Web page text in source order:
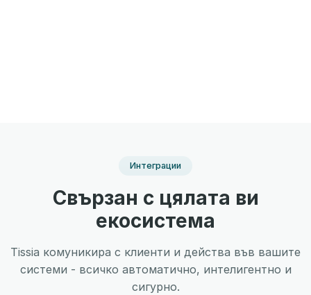
Интеграции
Свързан с цялата ви
екосистема
Tissia комуникира с клиенти и действа във вашите
системи - всичко автоматично, интелигентно и
сигурно.